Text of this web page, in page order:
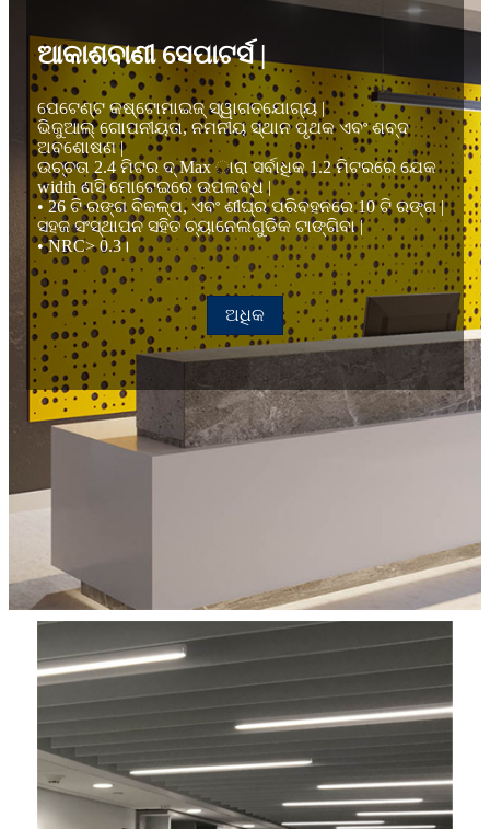
ଆକାଶବାଣୀ ସେପାଟର୍ସ |
ପେଟେଣ୍ଟ କଷ୍ଟୋମାଇଜ୍ ସ୍ୱାଗତଯୋଗ୍ୟ |
ଭିଜୁଆଲ୍ ଗୋପନୀୟତା, ନମନୀୟ ସ୍ଥାନ ପୃଥକ ଏବଂ ଶବ୍ଦ
ଅବଶୋଷଣ |
ଉଚ୍ଚତା 2.4 ମିଟର ଦ୍ Max ାରା ସର୍ବାଧିକ 1.2 ମିଟରରେ ଯେକ
width ଣସି ମୋଟେଇରେ ଉପଲବ୍ଧ |
• 26 ଟି ରଙ୍ଗ ବିକଳ୍ପ, ଏବଂ ଶୀଘ୍ର ପରିବହନରେ 10 ଟି ରଙ୍ଗ |
ସହଜ ସଂସ୍ଥାପନ ସହିତ ଚ୍ୟାନେଲଗୁଡିକ ଟାଙ୍ଗିବା |
• NRC> 0.3।
ଅଧିକ